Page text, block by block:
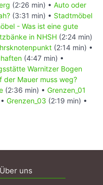
(2:26 min) • Auto oder
(3:31 min) • Stadtmöbel
- Was ist eine gute
in NHSH (2:24 min)
(2:14 min) •
(4:47 min) •
Warnitzer Bogen
Mauer muss weg?
(2:36 min) • Grenzen_01
Grenzen_03 (2:19 min) •
Über uns